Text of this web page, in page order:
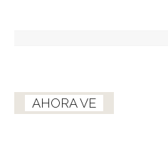
AHORA VE